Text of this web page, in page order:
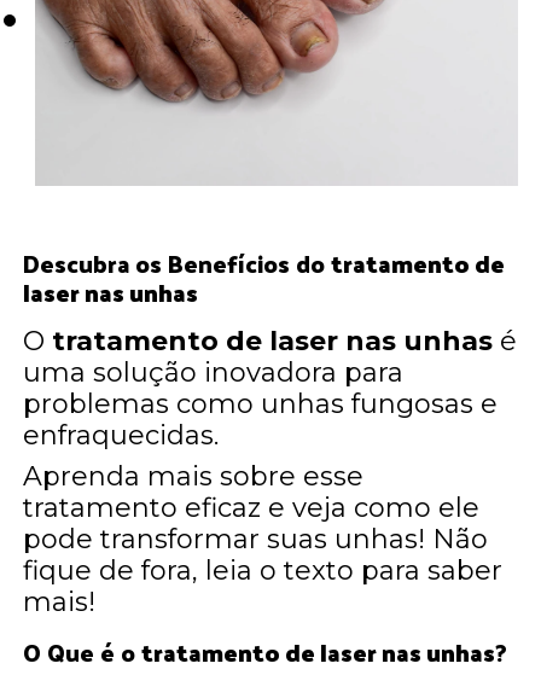
Descubra os Benefícios dotratamento de
laser nas unhas
O tratamento de laser nas unhas é
uma solução inovadora para
problemas como unhas fungosas e
enfraquecidas.
Aprenda mais sobre esse
tratamento eficaz e veja como ele
pode transformar suas unhas! Não
fique de fora, leia o texto para saber
mais!
O Que é otratamento de laser nas unhas?